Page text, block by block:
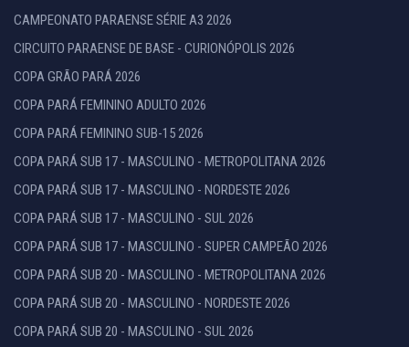
CAMPEONATO PARAENSE SÉRIE A3 2026
CIRCUITO PARAENSE DE BASE - CURIONÓPOLIS 2026
COPA GRÃO PARÁ 2026
COPA PARÁ FEMININO ADULTO 2026
COPA PARÁ FEMININO SUB-15 2026
COPA PARÁ SUB 17 - MASCULINO - METROPOLITANA 2026
COPA PARÁ SUB 17 - MASCULINO - NORDESTE 2026
COPA PARÁ SUB 17 - MASCULINO - SUL 2026
COPA PARÁ SUB 17 - MASCULINO - SUPER CAMPEÃO 2026
COPA PARÁ SUB 20 - MASCULINO - METROPOLITANA 2026
COPA PARÁ SUB 20 - MASCULINO - NORDESTE 2026
COPA PARÁ SUB 20 - MASCULINO - SUL 2026